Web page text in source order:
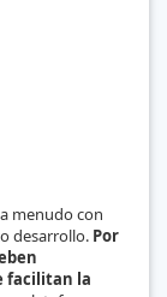
menudo con
desarrollo. Por
facilitan la